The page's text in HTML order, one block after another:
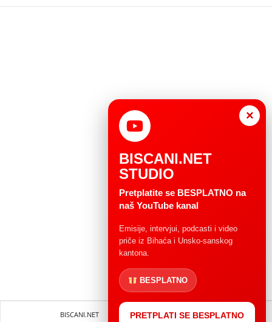
BISCANI.NET Impressum Uvjeti korištenja
×
BISCANI.NET
STUDIO
Pretplatite se BESPLATNO na
naš YouTube kanal
Emisije, intervjui, podcasti i video
priče iz Bihaća i Unsko-sanskog
kantona.
BESPLATNO
PRETPLATI SE BESPLATNO